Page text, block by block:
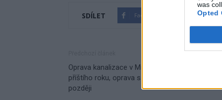
was
Opted
SDÍLET Facebook Twitter
Oprava kanalizace v Milínské až počátkem
příštího roku, oprava samotné ulice pak ještě
později